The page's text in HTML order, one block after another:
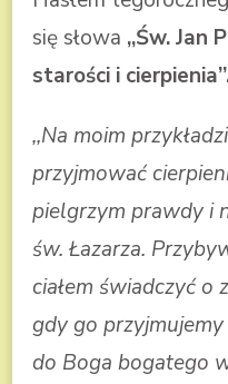
się słowa ,,Św. Jan
starości i
,,Na moim
przyjmować
pielgrzym prawdy i
św. Łazarza.
ciałem świadczyć o
gdy go
do Boga bogatego